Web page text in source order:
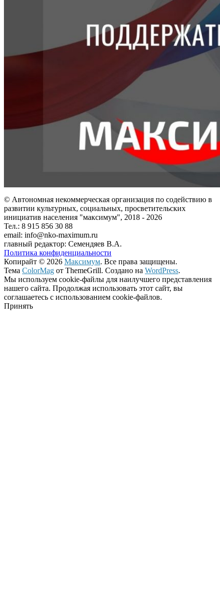
© Автономная некоммерческая организация по содействию в
развитии культурных, социальных, просветительских
инициатив населения "максимум", 2018 - 2026
Тел.: 8 915 856 30 88
email: info@nko-maximum.ru
главный редактор: Семендяев В.А.
Политика конфиденциальности
Копирайт © 2026 Максимум. Все права защищены.
Тема ColorMag от ThemeGrill. Создано на WordPress.
Мы используем cookie-файлы для наилучшего представления
нашего сайта. Продолжая использовать этот сайт, вы
соглашаетесь с использованием cookie-файлов.
Принять